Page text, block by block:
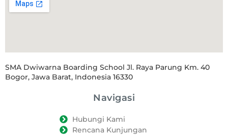
SMA Dwiwarna Boarding School Jl. Raya Parung Km. 40
Bogor, Jawa Barat, Indonesia 16330
Navigasi
Hubungi Kami
Rencana Kunjungan